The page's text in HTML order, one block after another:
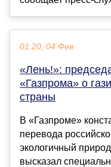
01:20, 04 Фев
«Лень!»:
«Газпрома» о
страны
В «Газпроме»
перевода
экологичный
высказал